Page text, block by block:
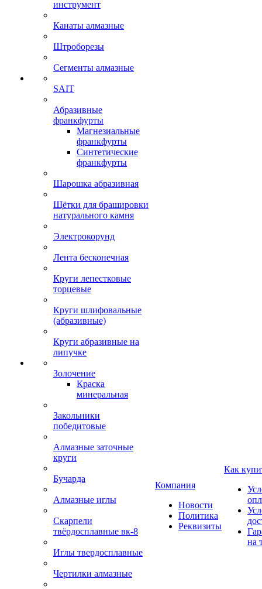
инструмент
Канаты алмазные
Штроборезы
Сегменты алмазные
SAIT
Абразивные
франкфурты
Магнезиальные
франкфурты
Синтетические
франкфурты
Шарошка абразивная
Щётки для брашировки
натурального камня
Электрокорунд
Лента бесконечная
Круги лепестковые
торцевые
Круги шлифовальные
(абразивные)
Круги абразивные на
липучке
Золочение
Краска
минеральная
Закольники
победитовые
Алмазные заточные
круги
Бучарда
Алмазные иглы
Скарпели
твёрдосплавные вк-8
Иглы твердосплавные
Чертилки алмазные
Компания
Новости
Политика
Реквизиты
Как
на